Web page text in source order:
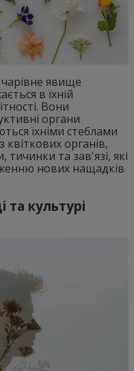
явище
в їхній
Вони
органи
їхніми стеблами
квіткових органів,
та зав'язі, які
нових нащадків
та культурі